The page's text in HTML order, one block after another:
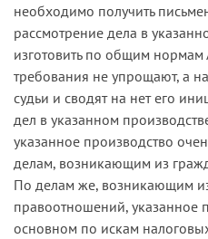
необходимо получить
рассмотрение дела в
изготовить по общим
требования не упрощают, а
судьи и сводят на нет его
дел в указанном
указанное производство
делам, возникающим из
По делам же, возникающим
правоотношений, указанное
основном по искам